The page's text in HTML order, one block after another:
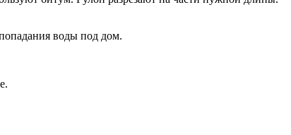
воды под дом.